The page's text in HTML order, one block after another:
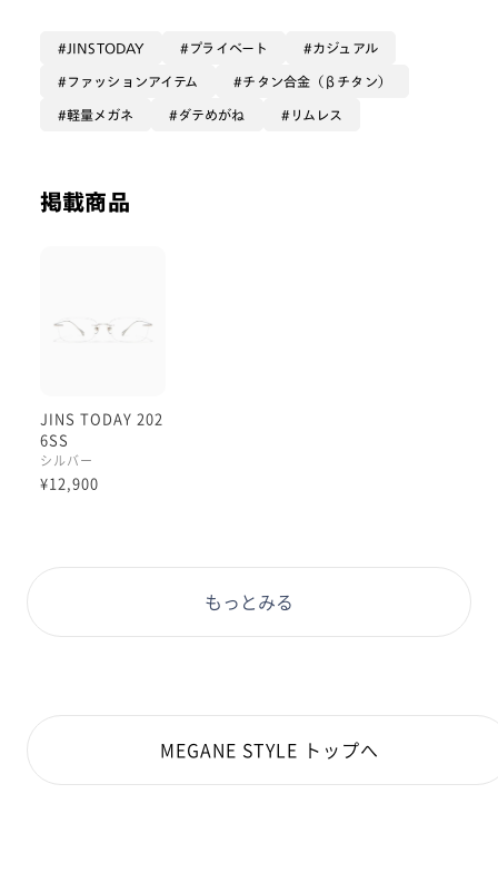
す🕶️(+¥3300)
アクセサリー感覚でつける方も増えて
最近特に人気です！❤️‍🔥
ユーザーとして、ひとつは持っておきたい１本です✨
JINSTODAY プライベート カジュアル
ファッションアイテム チタン合金（βチタン）
軽量メガネ ダテめがね リムレス
掲載商品
JINS TODAY 202
6SS
シルバー
¥12,900
もっとみる
MEGANE STYLE トップへ